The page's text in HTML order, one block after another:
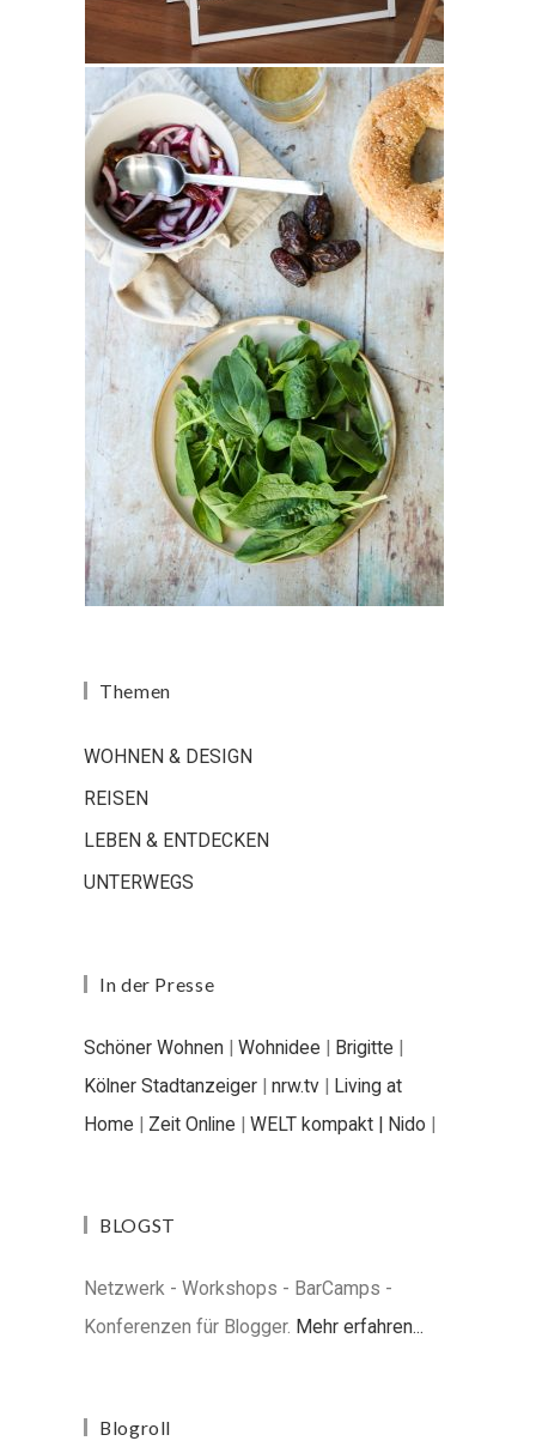
Themen
WOHNEN & DESIGN
REISEN
LEBEN & ENTDECKEN
UNTERWEGS
In der Presse
Schöner Wohnen | Wohnidee | Brigitte |
Kölner Stadtanzeiger | nrw.tv | Living at
Home | Zeit Online | WELT kompakt | Nido |
BLOGST
Netzwerk - Workshops - BarCamps -
Konferenzen für Blogger. Mehr erfahren...
Blogroll